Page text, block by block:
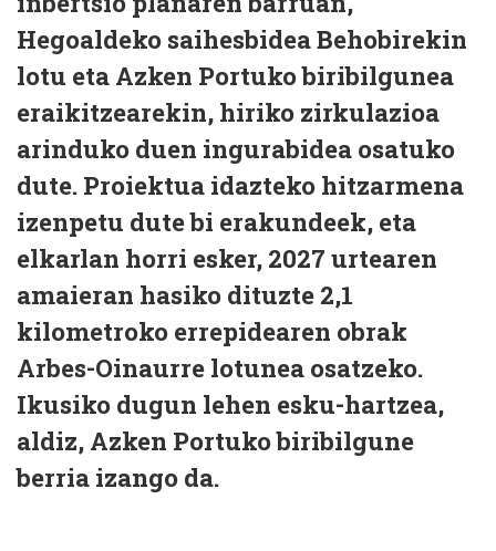
Hegoaldeko saihesbidea Behobirekin
lotu eta Azken Portuko biribilgunea
eraikitzearekin, hiriko zirkulazioa
arinduko duen ingurabidea osatuko
dute. Proiektua idazteko hitzarmena
izenpetu dute bi erakundeek, eta
elkarlan horri esker, 2027 urtearen
amaieran hasiko dituzte 2,1
kilometroko errepidearen obrak
Arbes-Oinaurre lotunea osatzeko.
Ikusiko dugun lehen esku-hartzea,
aldiz, Azken Portuko biribilgune
berria izango da.